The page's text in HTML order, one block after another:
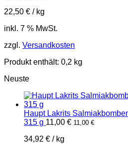
22,50 € / kg
inkl. 7 % MwSt.
zzgl. Versandkosten
Produkt enthält: 0,2 kg
Neuste
Haupt Lakrits
315 g 11,00 € 11,00 €
34,92 € / kg